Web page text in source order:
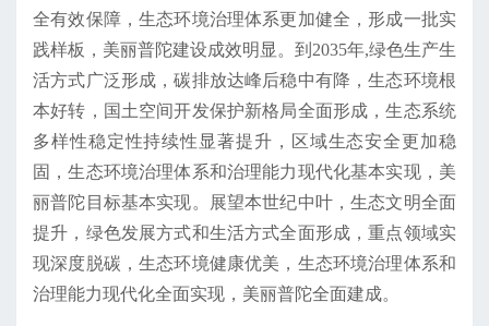
全有效保障，生态环境治理体系更加健全，形成一批实
践样板，美丽普陀建设成效明显。到2035年,绿色生产生
活方式广泛形成，碳排放达峰后稳中有降，生态环境根
本好转，国土空间开发保护新格局全面形成，生态系统
多样性稳定性持续性显著提升，区域生态安全更加稳
固，生态环境治理体系和治理能力现代化基本实现，美
丽普陀目标基本实现。展望本世纪中叶，生态文明全面
提升，绿色发展方式和生活方式全面形成，重点领域实
现深度脱碳，生态环境健康优美，生态环境治理体系和
治理能力现代化全面实现，美丽普陀全面建成。